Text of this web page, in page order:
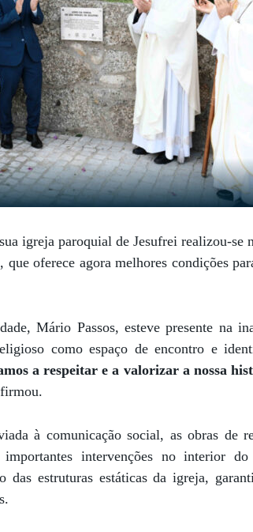
igreja paroquial de Jesufrei realizou-se
que oferece agora melhores condições
Mário Passos, esteve presente na
como espaço de encontro e
a respeitar e a valorizar a nossa
à comunicação social, as obras de
intervenções no interior
das estruturas estáticas da igreja,